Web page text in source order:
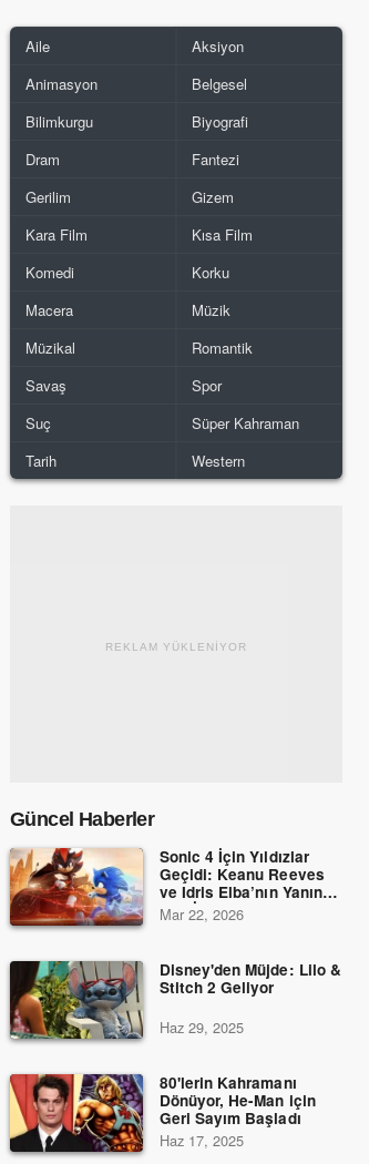
Aile
Aksiyon
Animasyon
Belgesel
Bilimkurgu
Biyografi
Dram
Fantezi
Gerilim
Gizem
Kara Film
Kısa Film
Komedi
Korku
Macera
Müzik
Müzikal
Romantik
Savaş
Spor
Suç
Süper Kahraman
Tarih
Western
REKLAM YÜKLENİYOR
Güncel Haberler
Sonic 4 İçin Yıldızlar
Geçidi: Keanu Reeves
ve Idris Elba’nın Yanına
Dev İsimler Katıldı!
Mar 22, 2026
Disney'den Müjde: Lilo &
Stitch 2 Geliyor
Haz 29, 2025
80'lerin Kahramanı
Dönüyor, He-Man için
Geri Sayım Başladı
Haz 17, 2025